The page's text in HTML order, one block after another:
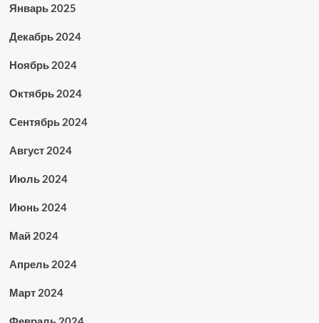
Январь 2025
Декабрь 2024
Ноябрь 2024
Октябрь 2024
Сентябрь 2024
Август 2024
Июль 2024
Июнь 2024
Май 2024
Апрель 2024
Март 2024